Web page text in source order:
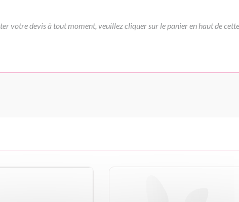
votre devis à tout moment, veuillez cliquer sur le panier en haut de